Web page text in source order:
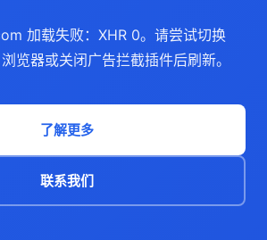
加载失败：XHR 0。请尝试切换
览器或关闭广告拦截插件后刷新。
了解更多
联系我们